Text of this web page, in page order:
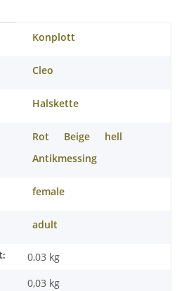
Konplott
Cleo
Halskette
Rot Beige
hell
Antikmessing
female
adult
0,03 kg
0,03 kg